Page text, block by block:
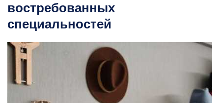
востребованных
специальностей